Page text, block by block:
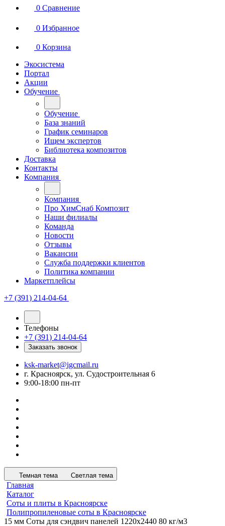
0 Сравнение
0 Избранное
0 Корзина
Экосистема
Портал
Акции
Обучение
Обучение
База знаний
График семинаров
Ищем экспертов
Библиотека композитов
Доставка
Контакты
Компания
Компания
Про ХимСнаб Композит
Наши филиалы
Команда
Новости
Отзывы
Вакансии
Служба поддержки клиентов
Политика компании
Маркетплейсы
+7 (391) 214-04-64
Телефоны
+7 (391) 214-04-64
Заказать звонок
ksk-market@igcmail.ru
г. Красноярск, ул. Судостроительная 6
9:00-18:00 пн-пт
Темная тема Светлая тема
Главная
Каталог
Соты и плиты в Красноярске
Полипропиленовые соты в Красноярске
15 мм Соты для сэндвич панелей 1220х2440 80 кг/м3